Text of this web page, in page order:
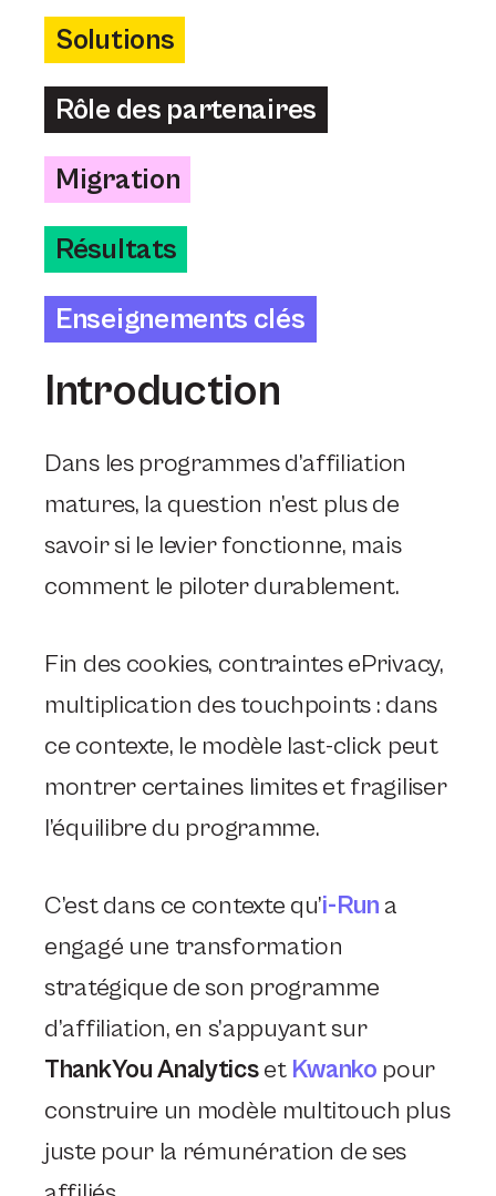
Solutions
Rôle des partenaires
Migration
Résultats
Enseignements clés
Introduction
Dans les programmes d’affiliation
matures, la question n’est plus de
savoir si le levier fonctionne, mais
comment le piloter durablement.
Fin des cookies, contraintes ePrivacy,
multiplication des touchpoints : dans
ce contexte, le modèle last-click peut
montrer certaines limites et fragiliser
l’équilibre du programme.
C’est dans ce contexte qu’i-Run a
engagé une transformation
stratégique de son programme
d’affiliation, en s’appuyant sur
ThankYou Analyticset Kwanko pour
construire un modèle multitouch plus
juste pour la rémunération de ses